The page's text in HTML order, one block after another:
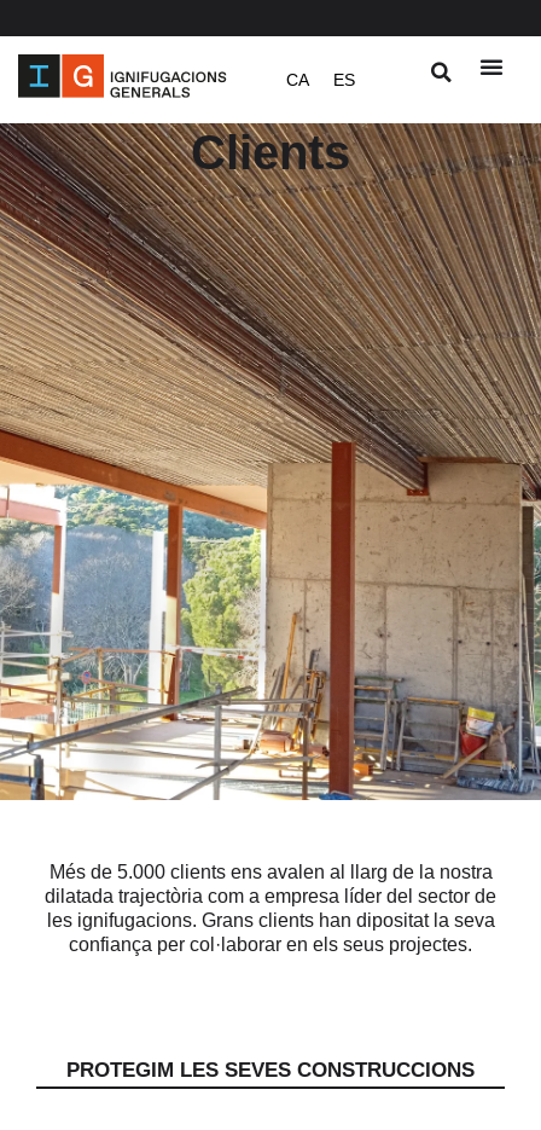
Vés
al
contingut
CA ES
Clients
Més de 5.000 clients ens avalen al llarg de la nostra
dilatada trajectòria com a empresa líder del sector de
les ignifugacions. Grans clients han dipositat la seva
confiança per col·laborar en els seus projectes.
PROTEGIM LES SEVES CONSTRUCCIONS